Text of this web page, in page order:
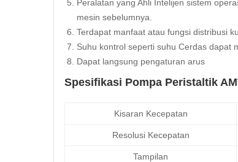
Peralatan yang Ahli Intelijen sistem
mesin sebelumnya.
Terdapat manfaat atau fungsi distribusi
Suhu kontrol seperti suhu Cerdas dapat
Dapat langsung pengaturan arus
Spesifikasi Pompa Peristaltik
Kisaran Kecepatan
Resolusi Kecepatan
Tampilan